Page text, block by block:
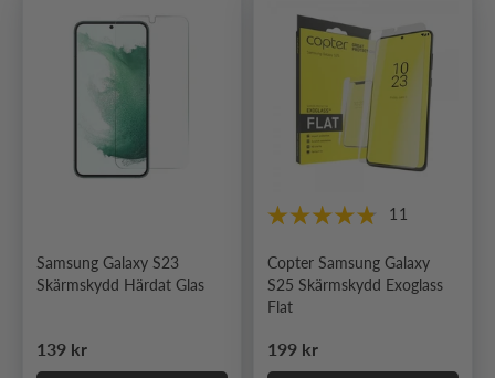
Samsung Galaxy S23
Skärmskydd Härdat Glas
Ordinarie pris
139 kr
11
Copter Samsung Galaxy
S25 Skärmskydd Exoglass
Flat
Ordinarie pris
199 kr